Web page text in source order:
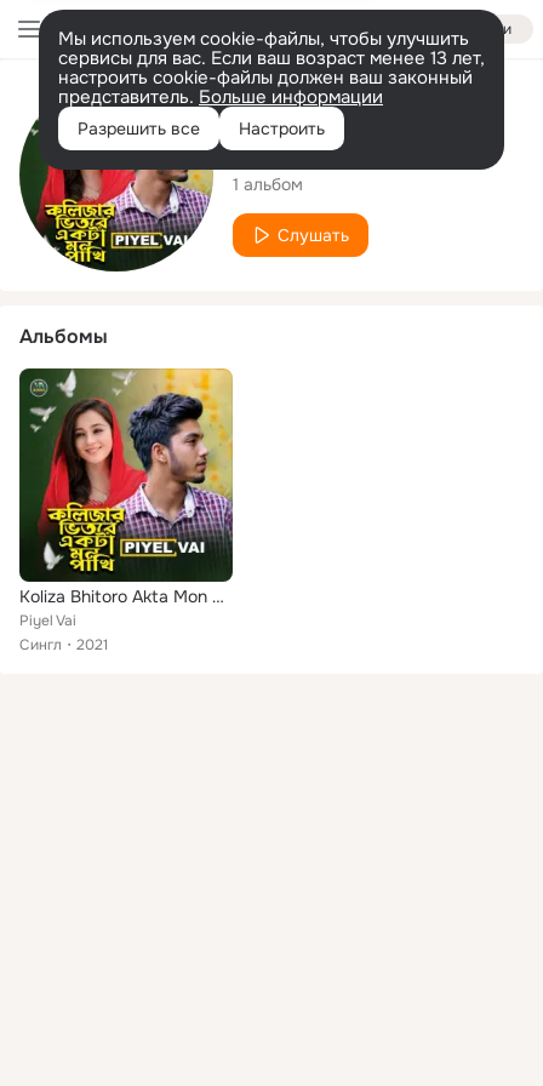
Войти
Мы используем cookie-файлы, чтобы улучшить
сервисы для вас. Если ваш возраст менее 13 лет,
настроить cookie-файлы должен ваш законный
представитель. Больше информации
Разрешить все Настроить
Исполнитель
Piyel Vai
1 альбом
Слушать
Альбомы
Koliza Bhitoro Akta Mon Pakhi
Piyel Vai
Сингл
2021